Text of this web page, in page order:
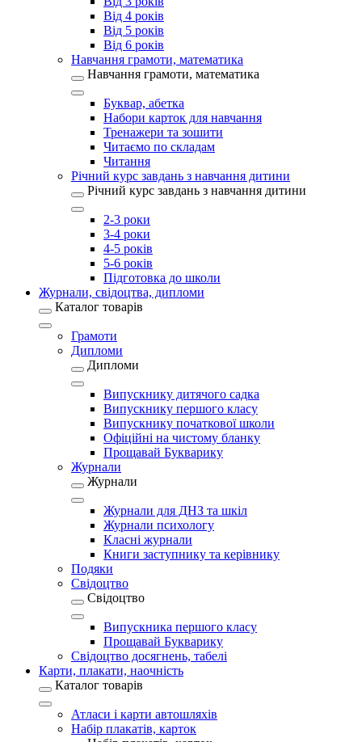
Від 4 років
Від 5 років
Від 6 років
Навчання грамоти, математика
Навчання грамоти, математика
Буквар, абетка
Набори карток для навчання
Тренажери та зошити
Читаємо по складам
Читання
Річний курс завдань з навчання дитини
Річний курс завдань з навчання дитини
2-3 роки
3-4 роки
4-5 років
5-6 років
Підготовка до школи
Журнали, свідоцтва, дипломи
Каталог товарів
Грамоти
Дипломи
Дипломи
Випускнику дитячого садка
Випускнику першого класу
Випускнику початкової школи
Офіційні на чистому бланку
Прощавай Букварику
Журнали
Журнали
Журнали для ДНЗ та шкіл
Журнали психологу
Класні журнали
Книги заступнику та керівнику
Подяки
Свідоцтво
Свідоцтво
Випускника першого класу
Прощавай Букварику
Свідоцтво досягнень, табелі
Карти, плакати, наочність
Каталог товарів
Атласи і карти автошляхів
Набір плакатів, карток